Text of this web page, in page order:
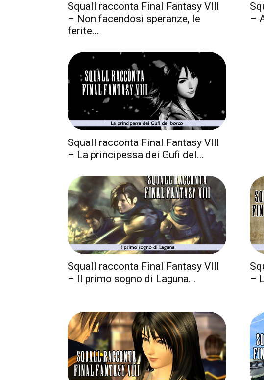
Squall racconta Final Fantasy VIII
– Non facendosi speranze, le
ferite...
–
Squall racconta Final Fantasy VIII
– La principessa dei Gufi del...
Squall racconta Final Fantasy VIII
– Il primo sogno di Laguna...
–